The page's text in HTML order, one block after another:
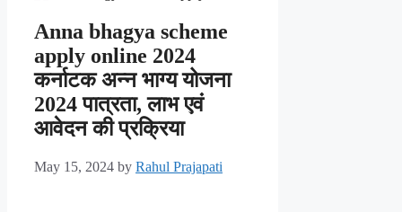
Anna bhagya scheme
apply online 2024
कर्नाटक अन्न भाग्य योजना
2024 पात्रता, लाभ एवं
आवेदन की प्रक्रिया
May 15, 2024 by Rahul Prajapati